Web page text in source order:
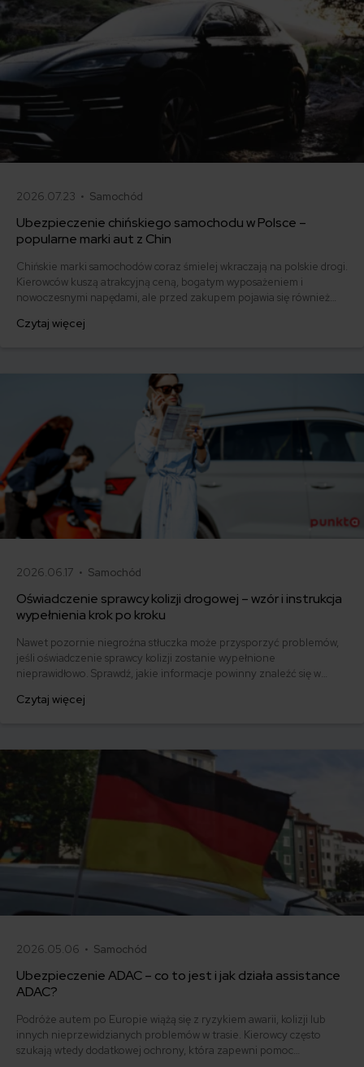
2026.07.23 • Samochód
Ubezpieczenie chińskiego samochodu w Polsce –
popularne marki aut z Chin
Chińskie marki samochodów coraz śmielej wkraczają na polskie drogi.
Kierowców kuszą atrakcyjną ceną, bogatym wyposażeniem i
nowoczesnymi napędami, ale przed zakupem pojawia się również
komunikacyjne dla marek takich jak MG, BYD, Omoda, Jaecoo i BAIC
Czytaj więcej
2026.06.17 • Samochód
Oświadczenie sprawcy kolizji drogowej – wzór i instrukcja
wypełnienia krok po kroku
Nawet pozornie niegroźna stłuczka może przysporzyć problemów,
jeśli oświadczenie sprawcy kolizji zostanie wypełnione
nieprawidłowo. Sprawdź, jakie informacje powinny znaleźć się w
Czytaj więcej
2026.05.06 • Samochód
Ubezpieczenie ADAC – co to jest i jak działa assistance
ADAC?
Podróże autem po Europie wiążą się z ryzykiem awarii, kolizji lub
innych nieprzewidzianych problemów w trasie. Kierowcy często
szukają wtedy dodatkowej ochrony, która zapewni pomoc